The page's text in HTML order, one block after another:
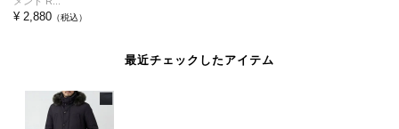
¥ 2,880 （税込）
最近チェックしたアイテム